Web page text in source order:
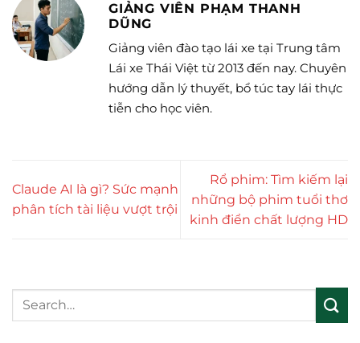
GIẢNG VIÊN PHẠM THANH
DŨNG
Giảng viên đào tạo lái xe tại Trung tâm
Lái xe Thái Việt từ 2013 đến nay. Chuyên
hướng dẫn lý thuyết, bổ túc tay lái thực
tiễn cho học viên.
Claude AI là gì? Sức mạnh
phân tích tài liệu vượt trội
Rổ phim: Tìm kiếm lại
những bộ phim tuổi thơ
kinh điển chất lượng HD